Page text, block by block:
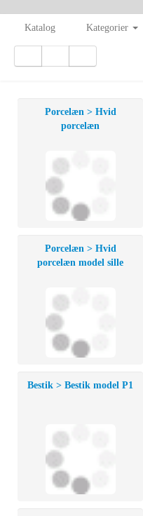
Katalog Kategorier
Porcelæn > Hvid
porcelæn
Porcelæn > Hvid
porcelæn model sille
Bestik > Bestik model P1